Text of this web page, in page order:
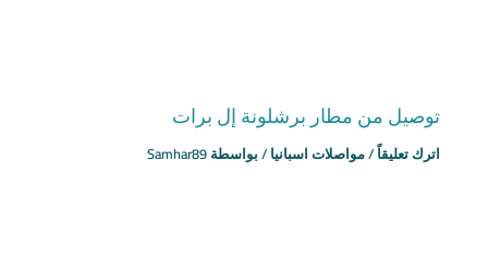
توصيل من مطار برشلونة إل برات
اترك تعليقاً/مواصلات اسبانيا/ بواسطةSamhar89